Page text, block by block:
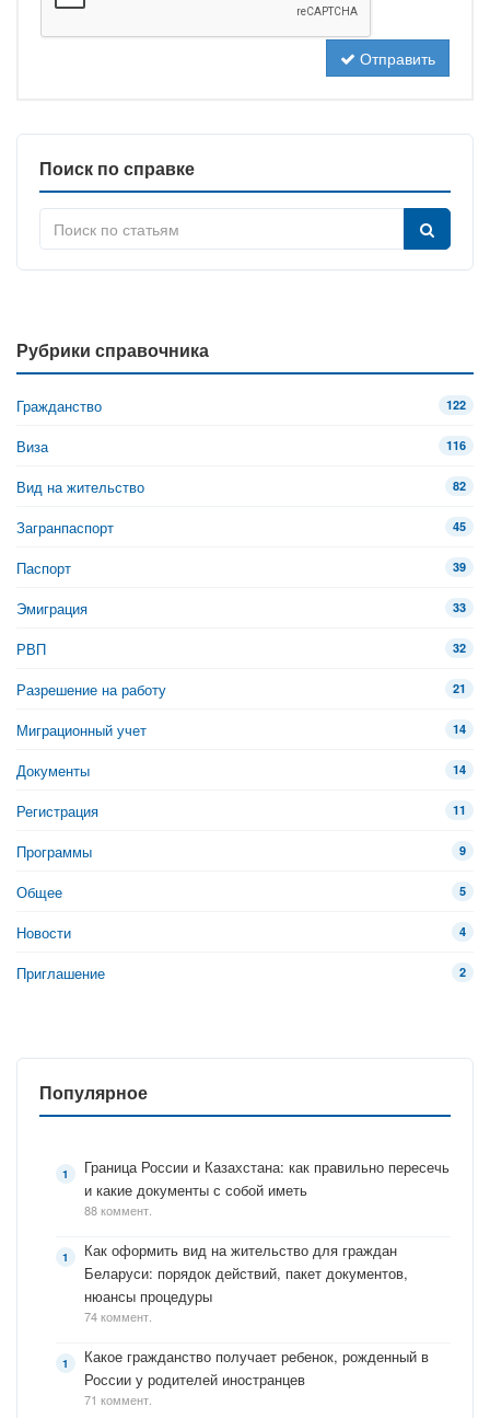
Отправить
Поиск по справке
Рубрики справочника
Гражданство 122
Виза 116
Вид на жительство 82
Загранпаспорт 45
Паспорт 39
Эмиграция 33
РВП 32
Разрешение на работу 21
Миграционный учет 14
Документы 14
Регистрация 11
Программы 9
Общее 5
Новости 4
Приглашение 2
Популярное
Граница России и Казахстана: как правильно пересечь
и какие документы с собой иметь
88 коммент.
Как оформить вид на жительство для граждан
Беларуси: порядок действий, пакет документов,
нюансы процедуры
74 коммент.
Какое гражданство получает ребенок, рожденный в
России у родителей иностранцев
71 коммент.